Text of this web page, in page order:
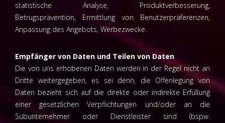
statistische Analyse, Produktverbesserung,
Betrugsprävention, Ermittlung von Benutzerpräferenzen,
Anpassung des Angebots, Werbezwecke.
Empfänger von Daten und Teilen von Daten
Die von uns erhobenen Daten werden in der Regel nicht an
Dritte weitergegeben, es sei denn, die Offenlegung von
Daten bezieht sich auf die direkte oder indirekte Erfüllung
einer gesetzlichen Verpflichtungen und/oder an die
Subunternehmer oder Dienstleister sind (bspw.